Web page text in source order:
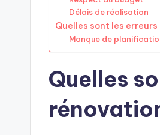
Délais de réalisation
Quelles sont les
Manque de
Quelles